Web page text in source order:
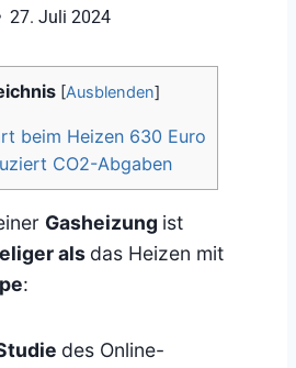
27. Juli 2024
[Ausblenden]
beim Heizen 630 Euro
CO2-Abgaben
Gasheizung ist
als das Heizen mit
:
des Online-